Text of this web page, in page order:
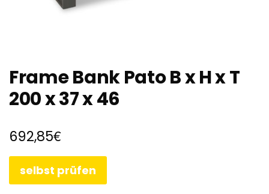
Frame Bank Pato B x H x T
200 x 37 x 46
692,85€
selbst prüfen